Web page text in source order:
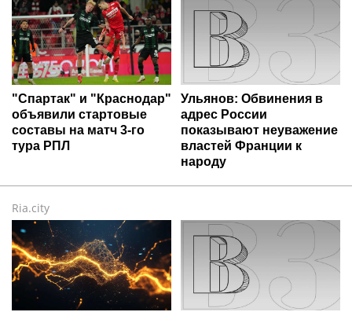
"Спартак" и "Краснодар"
объявили стартовые
составы на матч 3-го
тура РПЛ
Ульянов: Обвинения в
адрес России
показывают неуважение
властей Франции к
народу